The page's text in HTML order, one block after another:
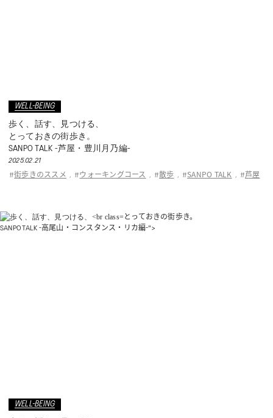
WELL-BEING
歩く、話す、見つける、
とっておきの街歩き。
SANPO TALK -芦屋・豊川月乃編-
2025.02.21
#街歩きのススメ , # ウォーキングコース , #散歩 , # SANPO TALK , #芦屋
とっておきの街歩き。
SANPO TALK -高尾山・コンスタンス・リカ編-">
WELL-BEING